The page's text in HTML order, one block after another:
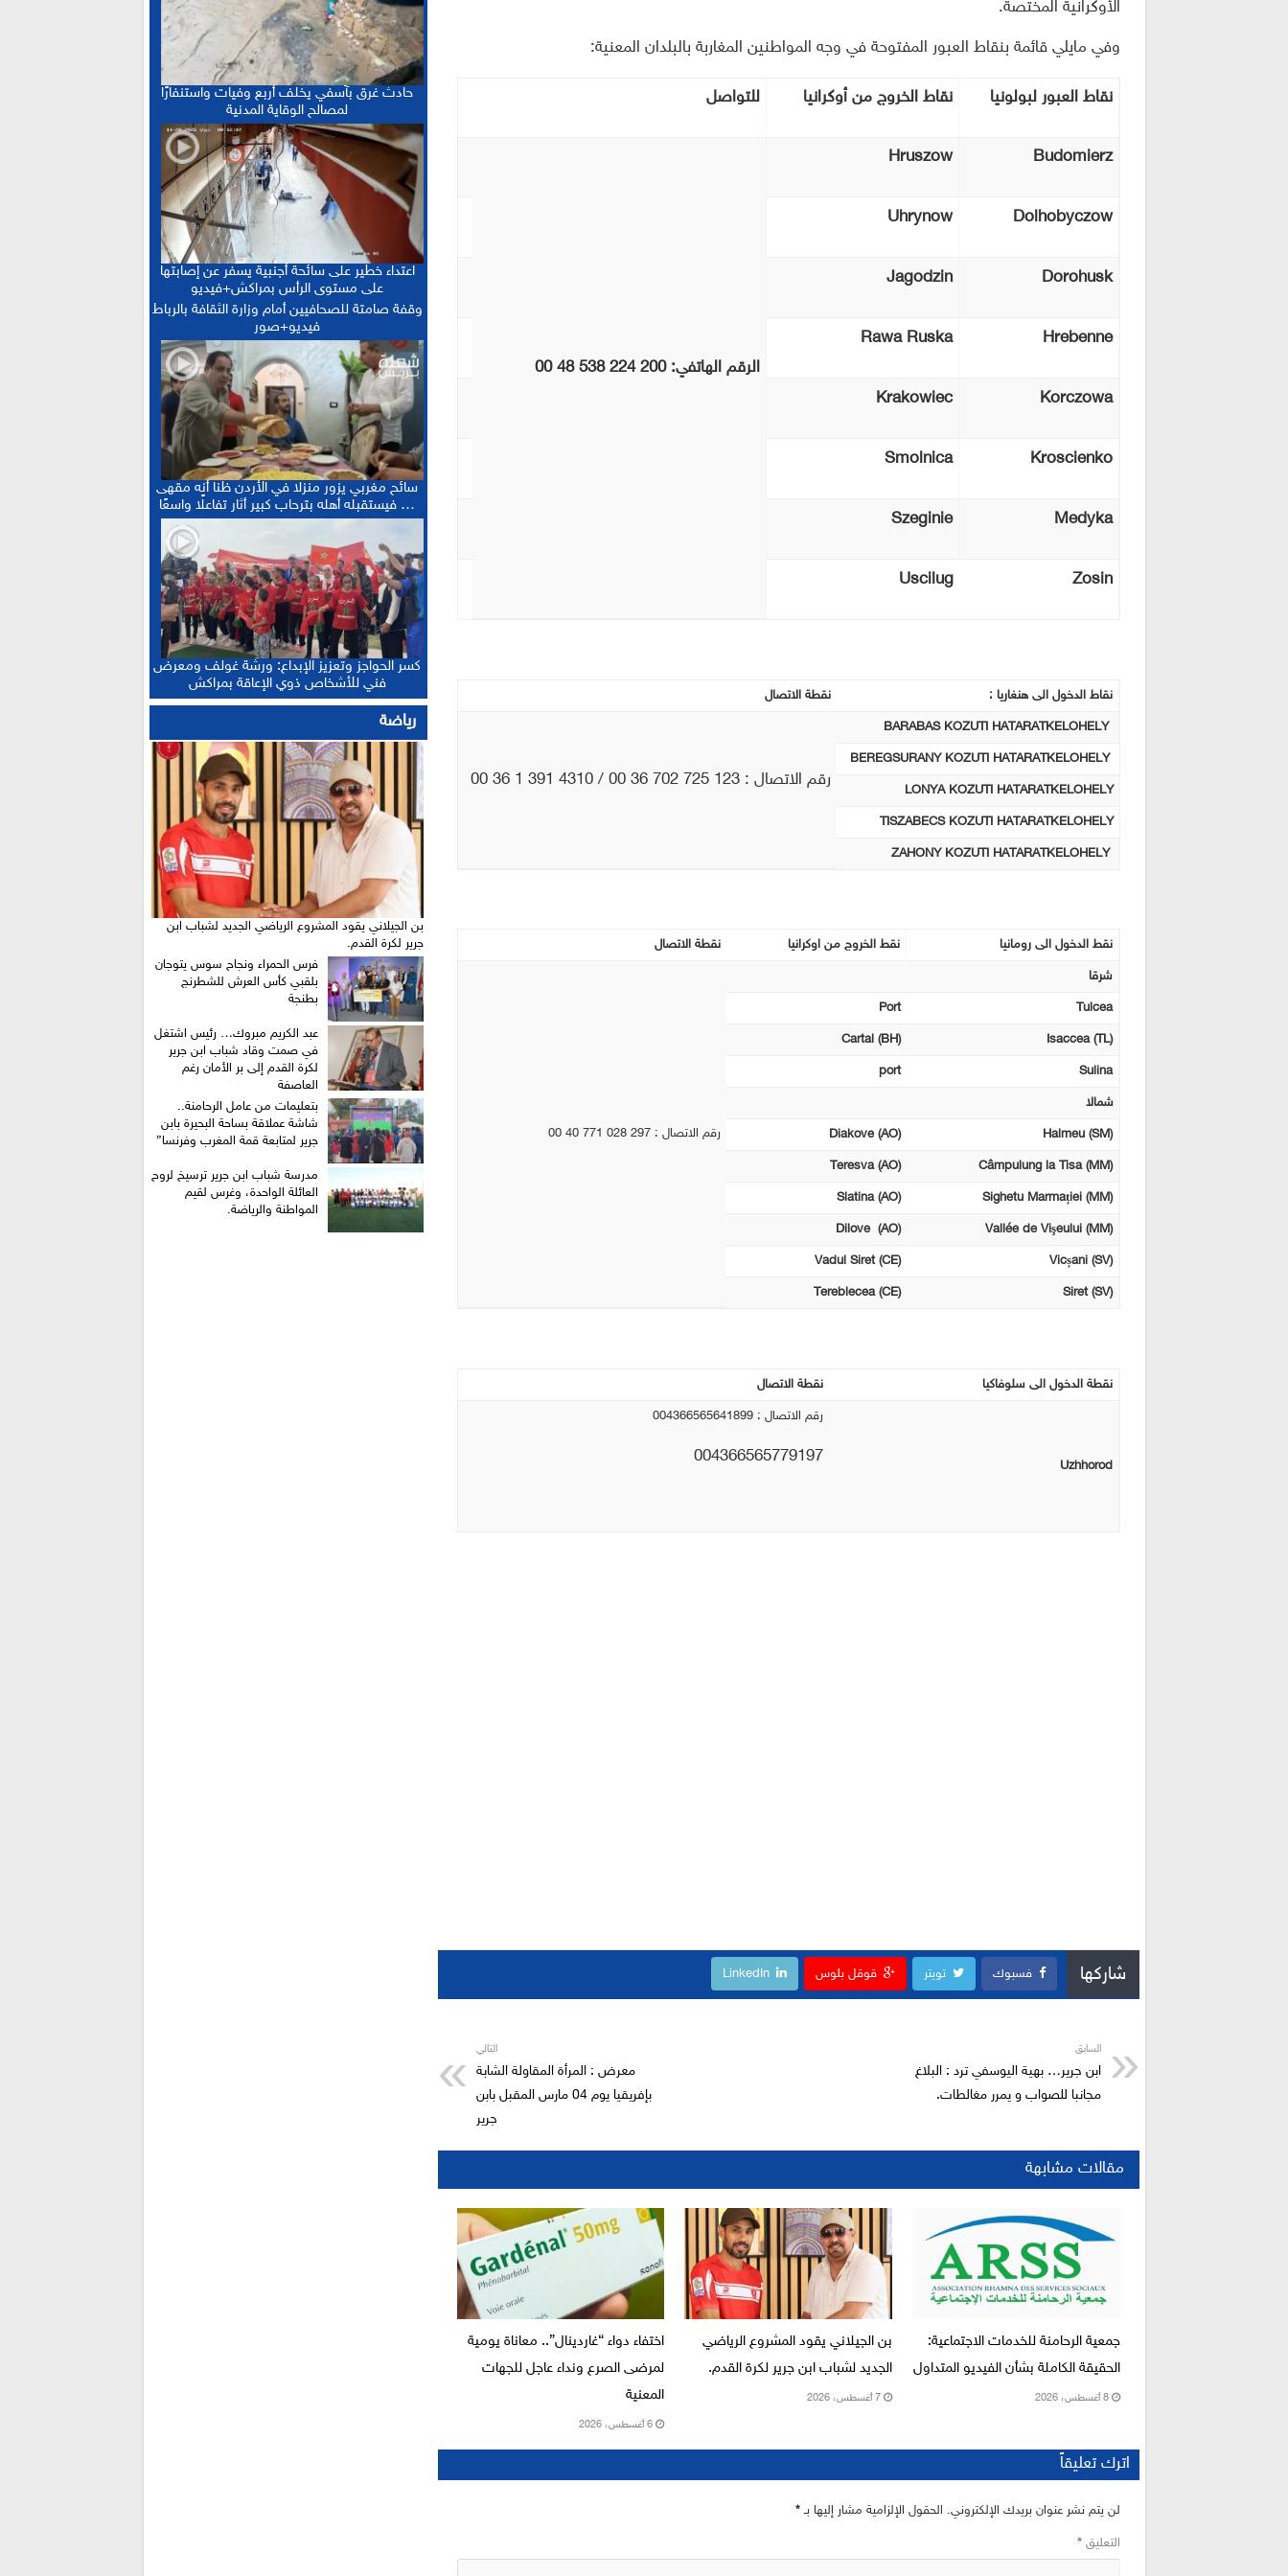
15:13 :
“حصيلة إيجابية”.. فرنسا والمغرب يعززان
التعاون الأمني والاقتصادي بمعاهدات غير مسبوقة
15:06 :
الدكتورة أمل العباسي.. نموذج للأستاذة
الجامعية التي تجمع بين التميز الأكاديمي والالتزام
التربوي
12:16 :
بعد إجراء الاستدراكية.. الإعلان عن النتائج
النهائية للبكالوريا ونسبة النجاح تتجاوز 81 في المائة
حادث غرق بآسفي يخلف أربع وفيات واستنفارًا
لمصالح الوقاية المدنية
اعتداء خطير على سائحة أجنبية يسفر عن إصابتها
على مستوى الرأس بمراكش+فيديو
وقفة صامتة للصحافيين أمام وزارة الثقافة بالرباط
فيديو+صور
سائح مغربي يزور منزلا في الأردن ظنا أنه مقهى
… فيستقبله أهله بترحاب كبير أثار تفاعلًا واسعًا
كسر الحواجز وتعزيز الإبداع: ورشة غولف ومعرض
فني للأشخاص ذوي الإعاقة بمراكش
رياضة
بن الجيلاني يقود المشروع الرياضي الجديد لشباب ابن
جرير لكرة القدم.
فرس الحمراء ونجاح سوس يتوجان
بلقبي كأس العرش للشطرنج
بطنجة
عبد الكريم مبروك… رئيس اشتغل
في صمت وقاد شباب ابن جرير
لكرة القدم إلى بر الأمان رغم
العاصفة
بتعليمات من عامل الرحامنة..
شاشة عملاقة بساحة البحيرة بابن
جرير لمتابعة قمة المغرب وفرنسا”
​مدرسة شباب ابن جرير ترسيخ لروح
العائلة الواحدة، وغرس لقيم
المواطنة والرياضة.
الأوكرانية المختصة.
وفي مايلي قائمة بنقاط العبور المفتوحة في وجه المواطنين المغاربة بالبلدان المعنية:
نقاط العبور لبولونيا نقاط الخروج من أوكرانيا للتواصل
Budomierz
Hruszow
الرقم الهاتفي:00 48 538 224 200
Dolhobyczow
Uhrynow
Dorohusk
Jagodzin
Hrebenne
Rawa Ruska
Korczowa
Krakowiec
Kroscienko
Smolnica
Medyka
Szeginie
Zosin
Uscilug
نقاط الدخول الى هنغاريا : نقطة الاتصال
BARABAS KOZUTI HATARATKELOHELY
رقم الاتصال : 123 725 702 36 00 / 4310 391 1 36 00
BEREGSURANY KOZUTI HATARATKELOHELY
LONYA KOZUTI HATARATKELOHELY
TISZABECS KOZUTI HATARATKELOHELY
ZAHONY KOZUTI HATARATKELOHELY
نقط الدخول الى رومانيا نقط الخروج من اوكرانيا نقطة الاتصال
شرقا
رقم الاتصال : 297 028 771 40 00
Tulcea
Port
Isaccea (TL)
Cartal (BH)
Sulina
port
شمالا
Halmeu (SM)
Diakove (AO)
Câmpulung la Tisa (MM)
Teresva (AO)
Sighetu Marmației (MM)
Slatina (AO)
Vallée de Vişeului (MM)
Dilove (AO)
Vicșani (SV)
Vadul Siret (CE)
Siret (SV)
Tereblecea (CE)
نقطة الدخول الى سلوفاكيا نقطة الاتصال
Uzhhorod
رقم الاتصال : 004366565641899
004366565779197
شاركها فسبوك تويتر قوقل بلوس LinkedIn
السابق
ابن جرير… بهية اليوسفي ترد : البلاغ
مجانبا للصواب و يمرر مغالطات.
التالي
معرض : المرأة المقاولة الشابة
بإفريقيا يوم 04 مارس المقبل بابن
جرير
مقالات مشابهة
جمعية الرحامنة للخدمات الاجتماعية:
الحقيقة الكاملة بشأن الفيديو المتداول
8 أغسطس، 2026
بن الجيلاني يقود المشروع الرياضي
الجديد لشباب ابن جرير لكرة القدم.
7 أغسطس، 2026
اختفاء دواء “غاردينال”.. معاناة يومية
لمرضى الصرع ونداء عاجل للجهات
المعنية
6 أغسطس، 2026
اترك تعليقاً
لن يتم نشر عنوان بريدك الإلكتروني. الحقول الإلزامية مشار إليها بـ*
التعليق*